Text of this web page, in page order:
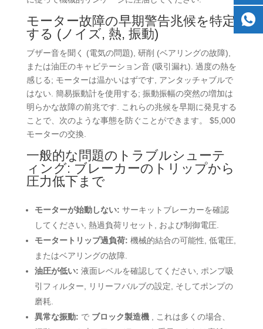
モーター故障の早期警告兆候を特定
する (ノイズ, 熱, 振動)
ブザー音を聞く (電気の問題), 研削 (ベアリングの故障),
または油圧のキャビテーション音 (吸引漏れ). 過度の熱を
感じる; モーターは温かいはずです, アンタッチャブルで
はない. 簡易振動計を使用する; 振動振幅の突然の増加は
明らかな故障の前兆です. これらの兆候を早期に発見する
ことで、次のような事態を防ぐことができます。 $5,000
モーターの交換.
一般的な問題のトラブルシューテ
ィング: ブレーカーのトリップから
圧力低下まで
モーターが始動しない: サーキットブレーカーを確認
してください, 熱過負荷リセット, および制御電圧.
モータートリップ過負荷: 機械的結合の可能性, 低電圧,
またはベアリングの故障.
油圧が低い: 液面レベルを確認してください, ポンプ吸
引フィルター, リリーフバルブの設定, そしてポンプの
磨耗.
異常な振動: で ブロック製造機
, これは多くの場合、